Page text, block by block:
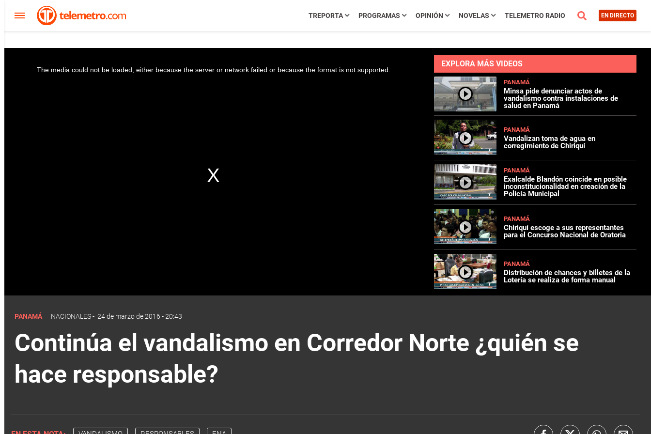
TREPORTA PROGRAMAS OPINIÓN NOVELAS TELEMETRO RADIO EN DIRECTO
The media could not be loaded, either because the server or network failed or because the format is not supported.
EXPLORA MÁS VIDEOS
PANAMÁ
Minsa pide denunciar actos de
vandalismo contra instalaciones de
salud en Panamá
PANAMÁ
Vandalizan toma de agua en
corregimiento de Chiriquí
PANAMÁ
Exalcalde Blandón coincide en posible
inconstitucionalidad en creación de la
Policía Municipal
PANAMÁ
Chiriquí escoge a sus representantes
para el Concurso Nacional de Oratoria
PANAMÁ
Distribución de chances y billetes de la
Lotería se realiza de forma manual
PANAMÁ NACIONALES- 24 de marzo de 2016 - 20:43
Continúa el vandalismo en Corredor Norte ¿quién se
hace responsable?